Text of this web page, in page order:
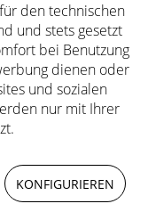
ABSURDO
den technischen
und stets gesetzt
bei Benutzung
dienen oder
und sozialen
nur mit Ihrer
KONFIGURIEREN